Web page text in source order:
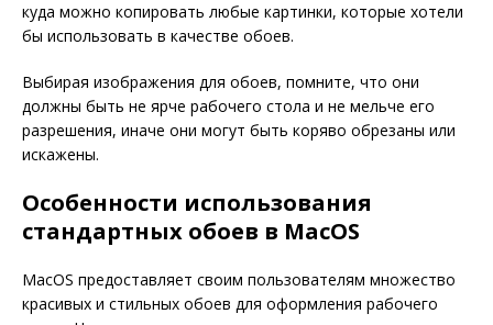
куда можно копировать любые картинки, которые хотели
бы использовать в качестве обоев.
Выбирая изображения для обоев, помните, что они
должны быть не ярче рабочего стола и не мельче его
разрешения, иначе они могут быть коряво обрезаны или
искажены.
Особенности использования
стандартных обоев в MacOS
MacOS предоставляет своим пользователям множество
красивых и стильных обоев для оформления рабочего